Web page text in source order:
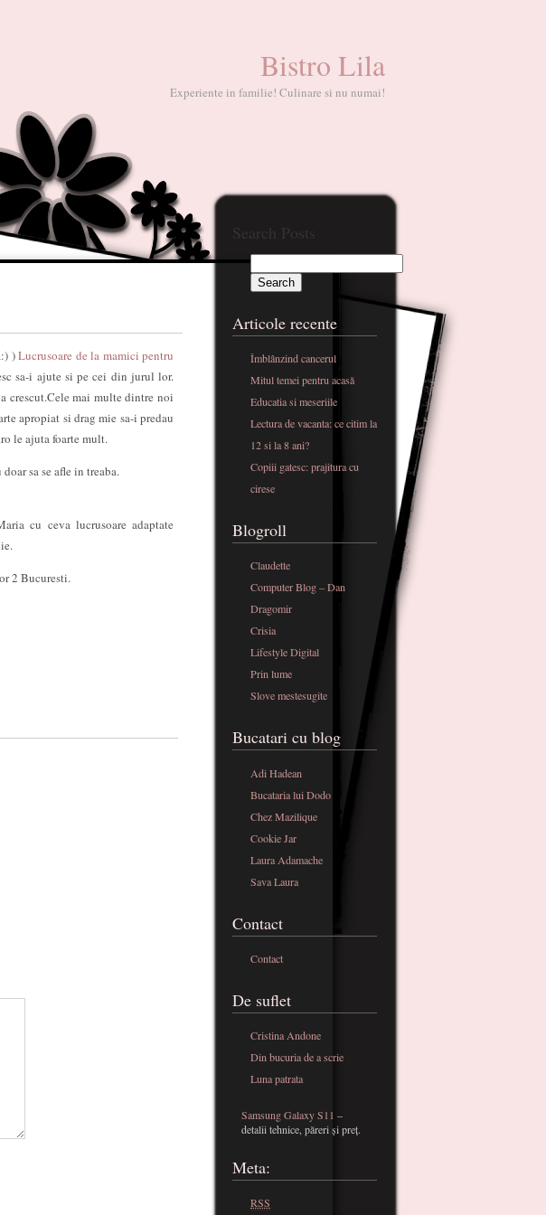
Bistro Lila
Experiente in familie! Culinare si nu numai!
)Lucrusoare de la mamici pentru
sa-i ajute si pe cei din jurul lor.
crescut.Cele mai multe dintre noi
apropiat si drag mie sa-i predau
le ajuta foarte mult.
sa se afle in treaba.
cu ceva lucrusoare adaptate
2 Bucuresti.
Search Posts
Articole recente
Îmblânzind cancerul
Mitul temei pentru acasă
Educatia si meseriile
Lectura de vacanta: ce citim la
12 si la 8 ani?
Copiii gatesc: prajitura cu
cirese
Blogroll
Claudette
Computer Blog – Dan
Dragomir
Crisia
Lifestyle Digital
Prin lume
Slove mestesugite
Bucatari cu blog
Adi Hadean
Bucataria lui Dodo
Chez Mazilique
Cookie Jar
Laura Adamache
Sava Laura
Contact
Contact
De suflet
Cristina Andone
Din bucuria de a scrie
Luna patrata
Samsung Galaxy S11 –
detalii tehnice, păreri și preț.
Meta:
RSS